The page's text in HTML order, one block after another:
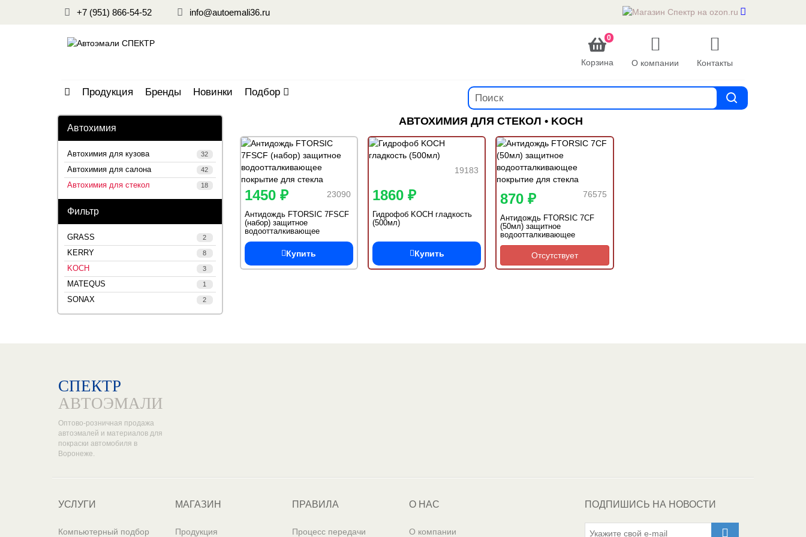
+7 (951) 866-54-52 info@autoemali36.ru
0
Корзина О компании Контакты
Продукция Бренды Новинки Подбор
Автохимия
Автохимия для кузова 32
Автохимия для салона 42
Автохимия для стекол 18
Фильтр
GRASS 2
KERRY 8
KOCH 3
MATEQUS 1
SONAX 2
АВТОХИМИЯ ДЛЯ СТЕКОЛ • KOCH
23090
1450 ₽
Антидождь FTORSIC 7FSCF
(набор) защитное
водоотталкивающее
покрытие для стекла
Купить
19183
1860 ₽
Гидрофоб KOCH гладкость
(500мл)
Купить
76575
870 ₽
Антидождь FTORSIC 7CF
(50мл) защитное
водоотталкивающее
покрытие для стекла
Отсутствует
СПЕКТР
АВТОЭМАЛИ
Оптово-розничная продажа
автоэмалей и материалов для
покраски автомобиля в
Воронеже.
УСЛУГИ
Компьютерный подбор
МАГАЗИН
Продукция
ПРАВИЛА
Процесс передачи
О НАС
О компании
ПОДПИШИСЬ НА НОВОСТИ